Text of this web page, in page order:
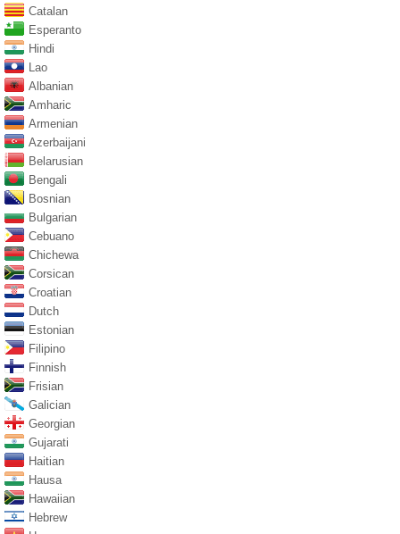
Catalan
Esperanto
Hindi
Lao
Albanian
Amharic
Armenian
Azerbaijani
Belarusian
Bengali
Bosnian
Bulgarian
Cebuano
Chichewa
Corsican
Croatian
Dutch
Estonian
Filipino
Finnish
Frisian
Galician
Georgian
Gujarati
Haitian
Hausa
Hawaiian
Hebrew